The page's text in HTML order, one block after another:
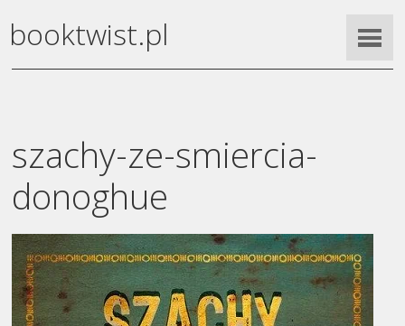
booktwist.pl
szachy-ze-smiercia-
donoghue